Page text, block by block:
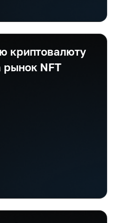
криптовалюту
рынок NFT